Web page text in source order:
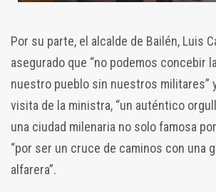
Por su parte, el alcalde de Bailén, Luis
asegurado que “no podemos concebir
nuestro pueblo sin nuestros militares”
visita de la ministra, “un auténtico
una ciudad milenaria no solo famosa
“por ser un cruce de caminos con una
alfarera”.